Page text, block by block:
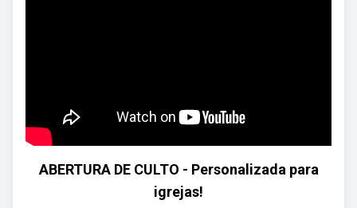
ABERTURA DE CULTO - Personalizada para
igrejas!